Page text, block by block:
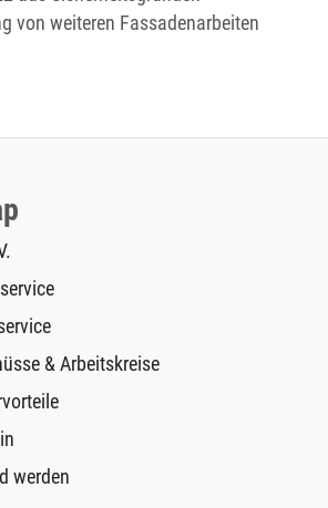
von weiteren Fassadenarbeiten
& Arbeitskreise
werden